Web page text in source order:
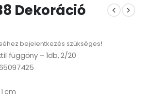
Dekoráció
bejelentkezés szükséges!
függöny – 1db, 2/20
cm